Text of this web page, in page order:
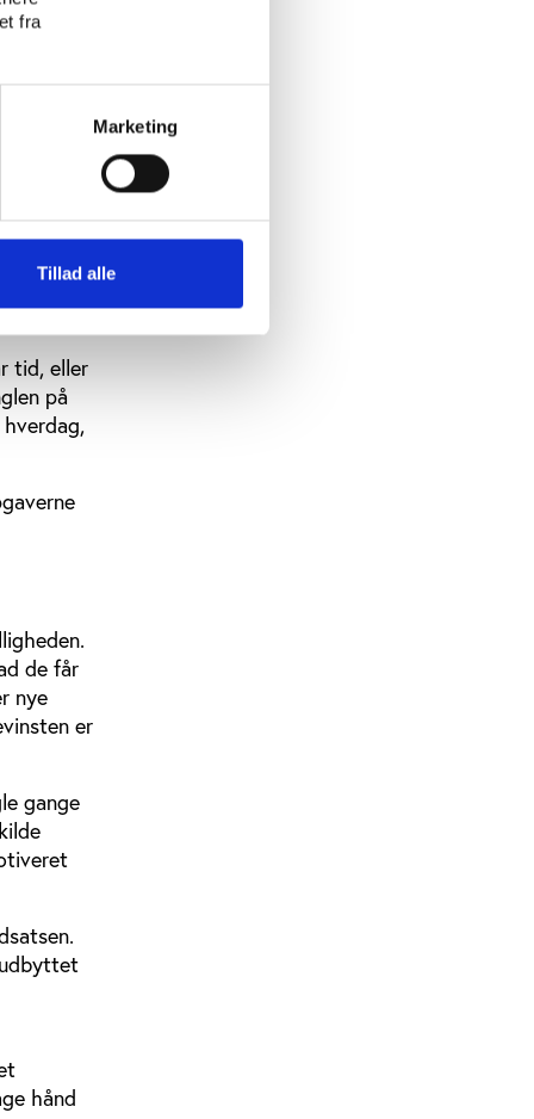
fra
Marketing
Tillad alle
hun i
men
tid, eller
på
de får
nye
er
gange
hånd